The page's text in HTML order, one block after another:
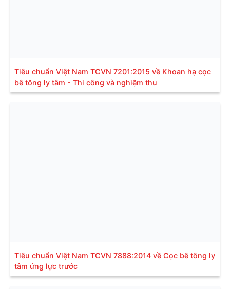
Tiêu chuẩn Việt Nam TCVN 7201:2015 về Khoan hạ cọc
bê tông ly tâm - Thi công và nghiệm thu
Tiêu chuẩn Việt Nam TCVN 7888:2014 về Cọc bê tông ly
tâm ứng lực trước